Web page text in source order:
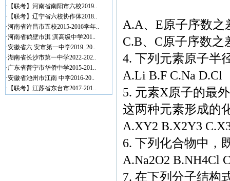
· 【联考】河南省南阳市六校2019..
· 【联考】辽宁省六校协作体2018..
·河南省许昌市五校2015-2016学年..
·河南省鹤壁市淇 滨高级中学201..
·安徽省六 安市第一中学2019_20..
·湖南省长沙市第一中学2022-202..
·广东省普宁市华侨中学2015-201..
·安徽省池州市江南 中学2016-20..
· 【联考】江苏省东台市2017-201..
A.A、E原子序数之
C.B、C原子序数之
4. 下列元素原子半
A.Li B.F C.Na D.Cl
5. 元素X原子的最
这两种元素形成的
A.XY2 B.X2Y3
6. 下列化合物中，
A.Na2O2 B.NH4Cl
7. 在下列分子结构